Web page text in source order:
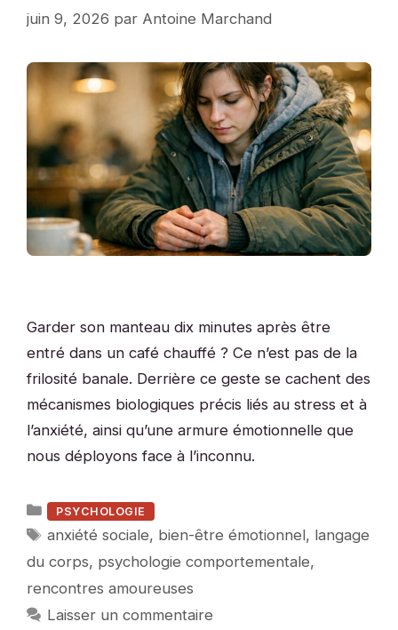
juin 9, 2026 par Antoine Marchand
Garder son manteau dix minutes après être
entré dans un café chauffé ? Ce n’est pas de la
frilosité banale. Derrière ce geste se cachent des
mécanismes biologiques précis liés au stress et à
l’anxiété, ainsi qu’une armure émotionnelle que
nous déployons face à l’inconnu.
Catégories
PSYCHOLOGIE
Étiquettes
anxiété sociale, bien-être émotionnel, langage
du corps, psychologie comportementale,
rencontres amoureuses
Laisser un commentaire